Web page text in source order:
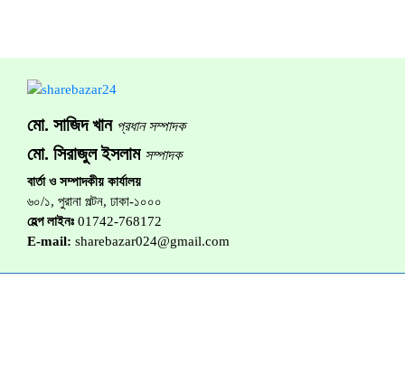
মো. সাজিদ খান প্রধান সম্পাদক
মো. সিরাজুল ইসলাম সম্পাদক
বার্তা ও সম্পাদকীয় কার্যালয়
৬০/১, পুরানা পল্টন, ঢাকা-১০০০
হেল্প লাইনঃ 01742-768172
E-mail: sharebazar024@gmail.com